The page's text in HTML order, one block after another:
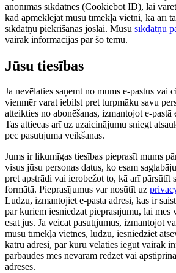
anonīmas sīkdatnes (Cookiebot ID), lai
kad apmeklējat mūsu tīmekļa vietni, kā arī
sīkdatņu piekrišanas joslai. Mūsu sīkdatņu
vairāk informācijas par šo tēmu.
Jūsu tiesības
Ja nevēlaties saņemt no mums e-pastus vai
vienmēr varat iebilst pret turpmāku savu
atteikties no abonēšanas, izmantojot e-pastā
Tas attiecas arī uz uzaicinājumu sniegt
pēc pasūtījuma veikšanas.
Jums ir likumīgas tiesības pieprasīt mums
visus jūsu personas datus, ko esam
pret apstrādi vai ierobežot to, kā arī pārsūtīt
formātā. Pieprasījumus var nosūtīt uz
Lūdzu, izmantojiet e-pasta adresi, kas ir
par kuriem iesniedzat pieprasījumu, lai mēs
esat jūs. Ja veicat pasūtījumus, izmantojot
mūsu tīmekļa vietnēs, lūdzu, iesniedziet
katru adresi, par kuru vēlaties iegūt vairāk
pārbaudes mēs nevaram redzēt vai
adreses.